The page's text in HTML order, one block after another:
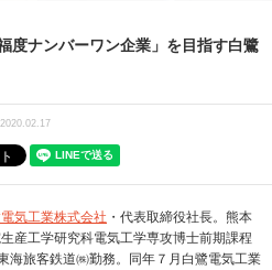
度ナンバーワン企業」を目指す白鷺
2020.02.17
気工業株式会社 ・代表取締役社長。熊本
産工学研究科電気工学専攻博士前期課程
海旅客鉄道㈱勤務。同年７月白鷺電気工業